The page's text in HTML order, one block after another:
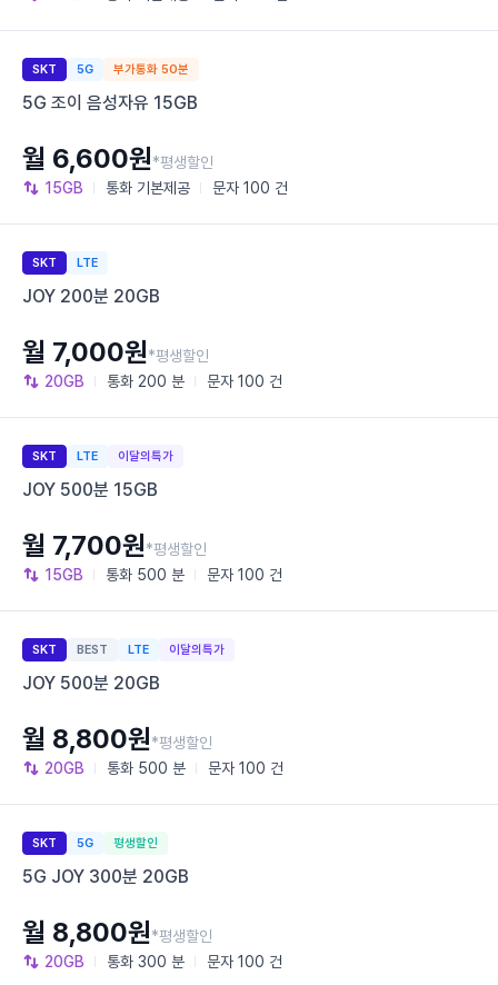
SKT 5G 부가통화 50분
5G 조이 음성자유 15GB
15GB 통화 기본제공 문자 100 건
월 6,600원*평생할인
SKT LTE
JOY 200분 20GB
20GB 통화 200 분 문자 100 건
월 7,000원*평생할인
SKT LTE 이달의특가
JOY 500분 15GB
15GB 통화 500 분 문자 100 건
월 7,700원*평생할인
SKT BEST LTE 이달의특가
JOY 500분 20GB
20GB 통화 500 분 문자 100 건
월 8,800원*평생할인
SKT 5G 평생할인
5G JOY 300분 20GB
20GB 통화 300 분 문자 100 건
월 8,800원*평생할인